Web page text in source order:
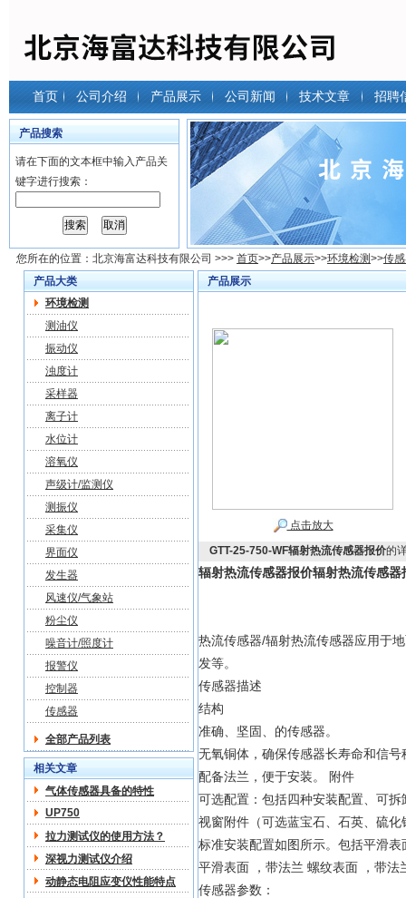
首页 公司介绍 产品展示 公司新闻 技术文章 招聘
产品搜索
请在下面的文本框中输入产品关
键字进行搜索：
您所在的位置： 北京海富达科技有限公司 >>> 首页>>产品展示>>环境检测>>传
产品大类
环境检测
测油仪
振动仪
浊度计
采样器
离子计
水位计
溶氧仪
声级计/监测仪
测振仪
采集仪
界面仪
发生器
风速仪/气象站
粉尘仪
噪音计/照度计
报警仪
控制器
传感器
全部产品列表
相关文章
气体传感器具备的特性
UP750
拉力测试仪的使用方法？
深视力测试仪介绍
动静态电阻应变仪性能特点
产品展示
点击放大
GTT-25-750-WF辐射热流传感器报价的
辐射热流传感器报价辐射热流传感器
热流传感器/辐射热流传感器应用于
发等。
传感器描述
结构
准确、坚固、的传感器。
无氧铜体，确保传感器长寿命和信号
配备法兰，便于安装。 附件
可选配置：包括四种安装配置、可
视窗附件（可选蓝宝石、石英、硫
标准安装配置如图所示。包括平滑
平滑表面 ，带法兰 螺纹表面 ，带
传感器参数：